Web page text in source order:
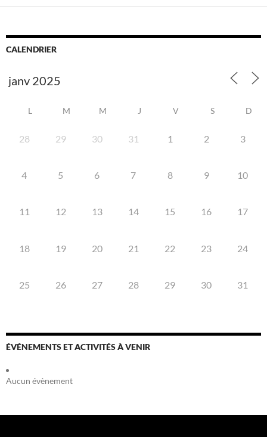
CALENDRIER
L M M J V S D
28 29 30 31 1 2 3
4 5 6 7 8 9 10
11 12 13 14 15 16 17
18 19 20 21 22 23 24
25 26 27 28 29 30 31
ÉVÉNEMENTS ET ACTIVITÉS À VENIR
Aucun évènement